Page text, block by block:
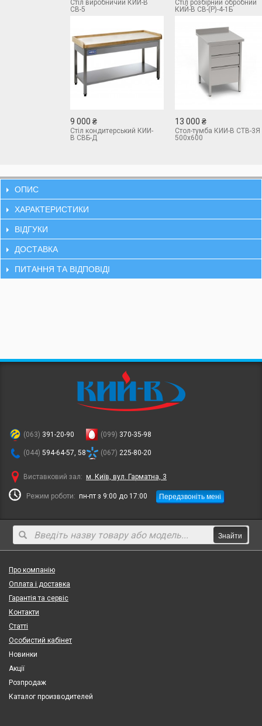
Стіл виробничий КИЙ-В
СВ-5
Стіл розбірний обробний
КИЙ-В СВ-(Р)-4-1Б
9 000 ₴
Стіл кондитерський КИЙ-
В СВБ-Д
13 000 ₴
Стол-тумба КИЙ-В СТВ-3Я
500х600
ОПИС
ХАРАКТЕРИСТИКИ
ВІДГУКИ
ДОСТАВКА
ПИТАННЯ ТА ВІДПОВІДІ
(063) 391-20-90
(044) 594-64-57, 58
(099) 370-35-98
(067) 225-80-20
Виставковий зал: м. Київ, вул. Гарматна, 3
Режим роботи: пн-пт з 9:00 до 17:00 Передзвоніть мені
Знайти
Про компанію
Оплата і доставка
Гарантія та сервіс
Контакти
Статті
Особистий кабінет
Новинки
Акції
Розпродаж
Каталог производителей